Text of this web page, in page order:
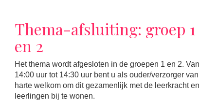
Thema-afsluiting: groep 1
en 2
Het thema wordt afgesloten in de groepen 1 en 2. Van
14:00 uur tot 14:30 uur bent u als ouder/verzorger van
harte welkom om dit gezamenlijk met de leerkracht en
leerlingen bij te wonen.